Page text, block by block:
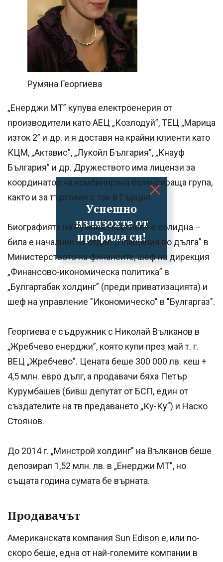
Успешно
излязохте от
профила си!
Румяна Георгиева
„Енерджи МТ” купува електроенерия от
производители като АЕЦ „Козлодуй”, ТЕЦ „Марица
изток 2” и др. и я доставя на крайни клиенти като
КЦМ, „Актавис”, „Лукойл България”, „Кнауф
България” и др. Дружеството има лицензи за
координатор на комбинирана балансираща група,
както и за търговия с ток в Гърция.
Биографията на Румяна Георгиева е солидна –
била е началник на отдел „Плащания по дълга” в
Министерството на финансите, шеф на дирекция
„Финансово-икономическа политика” в
„Булгартабак холдинг” (преди приватизацията) и
шеф на управление "Икономическо" в "Булгаргаз".
Георгиева е съдружник с Николай Вълканов в
„Жребчево енерджи”, която купи през май т. г.
ВЕЦ „Жребчево”. Цената беше 300 000 лв. кеш +
4,5 млн. евро дълг, а продавачи бяха Петър
Курумбашев (бивш депутат от БСП, един от
създателите на тв предаването „Ку-Ку”) и Наско
Стоянов.
До 2014 г. „Минстрой холдинг” на Вълканов беше
депозирал 1,52 млн. лв. в „Енерджи МТ”, но
същата година сумата бе върната.
Продавачът
Американската компания Sun Edison е, или по-
скоро беше, една от най-големите компании в